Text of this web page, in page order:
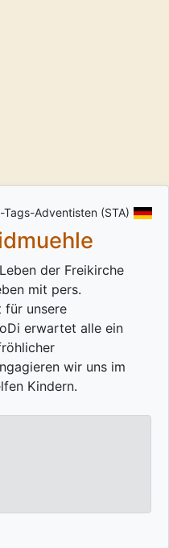
Adventisten (STA)
der Freikirche
mit pers.
für unsere
erwartet alle ein
wir uns im
Kindern.